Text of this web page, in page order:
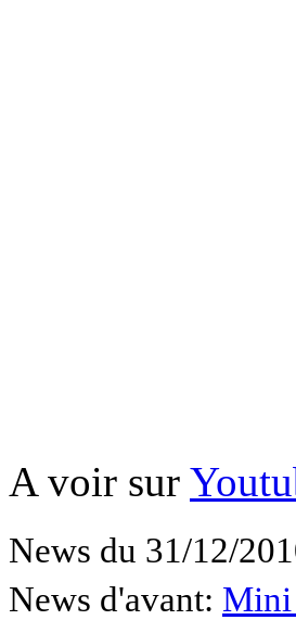
A voir sur
News du 31/12/
News d'avant: Mini